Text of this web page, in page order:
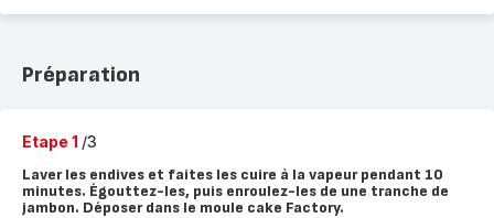
Préparation
Etape 1 /3
Laver les endives et faites les cuire à la vapeur pendant 10
minutes. Égouttez-les, puis enroulez-les de une tranche de
jambon. Déposer dans le moule cake Factory.